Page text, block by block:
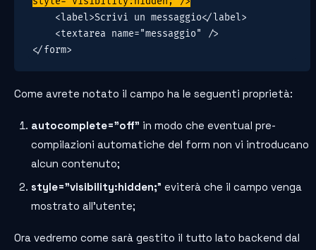
</form>
Come avrete notato il campo ha le seguenti proprietà:
autocomplete=”off” in modo che eventual pre-
compilazioni automatiche del form non vi introducano
alcun contenuto;
style=”visibility:hidden;” eviterà che il campo venga
mostrato all’utente;
Ora vedremo come sarà gestito il tutto lato backend dal